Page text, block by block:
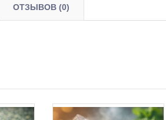
ОТЗЫВОВ (0)